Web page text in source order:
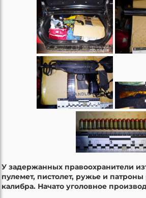
У задержанных правоохранители
пулемет, пистолет, ружье и патроны
калибра. Начато уголовное